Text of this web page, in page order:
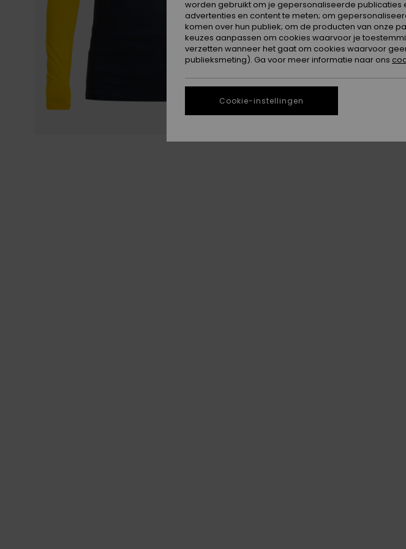
worden gebruikt om je gepersonaliseerde publicaties
advertenties en content te meten; om
komen over hun publiek; om de producten van onze
keuzes aanpassen om cookies waarvoor je
verzetten wanneer het gaat om cookies waarvoor
publieksmeting). Ga voor meer informatie naar ons
Cookie-instellingen